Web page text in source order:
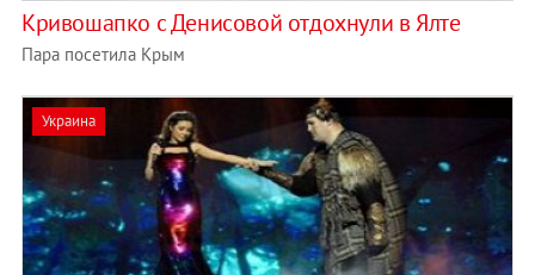
Кривошапко с Денисовой отдохнули в Ялте
Пара посетила Крым
Украина